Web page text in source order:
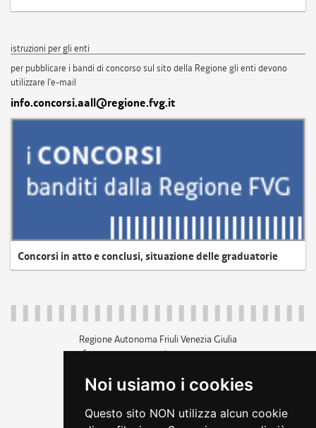
Noi usiamo i cookies
Questo sito NON utilizza alcun cookie
istruzioni per gli enti
per pubblicare i bandi di concorso sul sito della Regione gli enti devono
utilizzare l'e-mail
info.concorsi.aall@regione.fvg.it
Concorsi in atto e conclusi, situazione delle graduatorie
Regione Autonoma Friuli Venezia Giulia
c.f. 80014930327; p.iva 00526040324
+39 040 3771111